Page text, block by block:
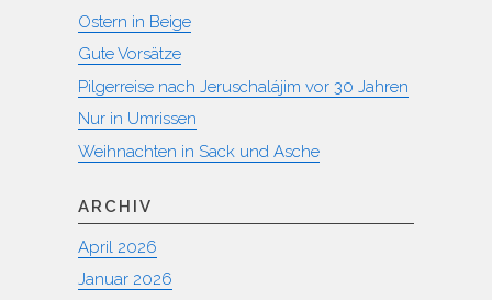
Ostern in Beige
Gute Vorsätze
Pilgerreise nach Jeruschalájim vor 30 Jahren
Nur in Umrissen
Weihnachten in Sack und Asche
ARCHIV
April 2026
Januar 2026